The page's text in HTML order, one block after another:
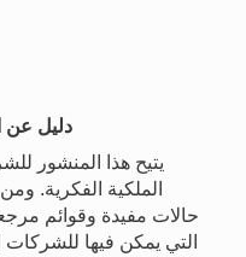
دليل عن
يتيح هذا المنشور
الملكية الفكرية.
حالات مفيدة وقوائم
التي يمكن فيها للشركات